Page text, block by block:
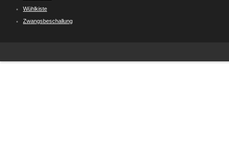
Wühlkiste
Zwangsbeschallung